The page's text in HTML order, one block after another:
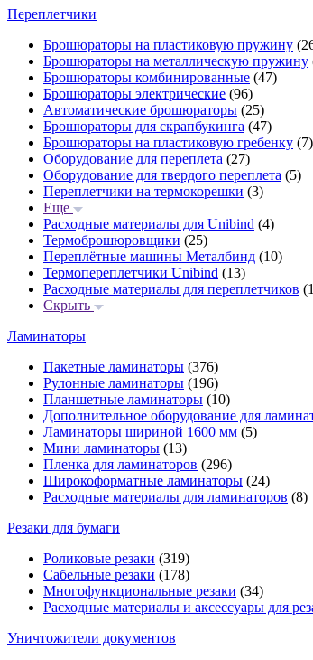
Переплетчики
Брошюраторы на пластиковую пружину
Брошюраторы на металлическую пружину
Брошюраторы комбинированные (47)
Брошюраторы электрические (96)
Автоматические брошюраторы (25)
Брошюраторы для скрапбукинга (47)
Брошюраторы на пластиковую гребенку (7)
Оборудование для переплета (27)
Оборудование для твердого переплета (5)
Переплетчики на термокорешки (3)
Еще
Расходные материалы для Unibind (4)
Термоброшюровщики (25)
Переплётные машины Металбинд (10)
Термопереплетчики Unibind (13)
Расходные материалы для переплетчиков
Скрыть
Ламинаторы
Пакетные ламинаторы (376)
Рулонные ламинаторы (196)
Планшетные ламинаторы (10)
Дополнительное оборудование для
Ламинаторы шириной 1600 мм (5)
Мини ламинаторы (13)
Пленка для ламинаторов (296)
Широкоформатные ламинаторы (24)
Расходные материалы для ламинаторов (8)
Резаки для бумаги
Роликовые резаки (319)
Сабельные резаки (178)
Многофункциональные резаки (34)
Расходные материалы и аксессуары для
Уничтожители документов